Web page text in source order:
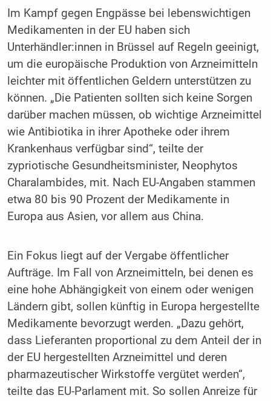
Im Kampf gegen Engpässe bei lebenswichtigen
Medikamenten in der EU haben sich
Unterhändler:innen in Brüssel auf Regeln geeinigt,
um die europäische Produktion von Arzneimitteln
leichter mit öffentlichen Geldern unterstützen zu
können. „Die Patienten sollten sich keine Sorgen
darüber machen müssen, ob wichtige Arzneimittel
wie Antibiotika in ihrer Apotheke oder ihrem
Krankenhaus verfügbar sind“, teilte der
zypriotische Gesundheitsminister, Neophytos
Charalambides, mit. Nach EU-Angaben stammen
etwa 80 bis 90 Prozent der Medikamente in
Europa aus Asien, vor allem aus China.
Ein Fokus liegt auf der Vergabe öffentlicher
Aufträge. Im Fall von Arzneimitteln, bei denen es
eine hohe Abhängigkeit von einem oder wenigen
Ländern gibt, sollen künftig in Europa hergestellte
Medikamente bevorzugt werden. „Dazu gehört,
dass Lieferanten proportional zu dem Anteil der in
der EU hergestellten Arzneimittel und deren
pharmazeutischer Wirkstoffe vergütet werden“,
teilte das EU-Parlament mit. So sollen Anreize für